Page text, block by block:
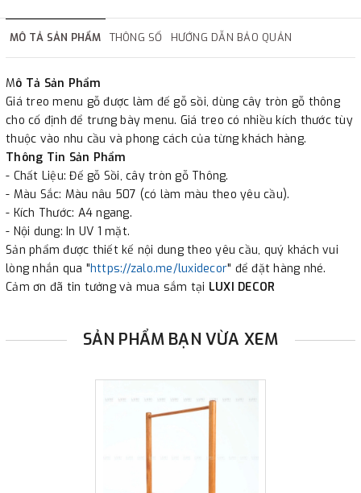
✔Đáp ứng đầy đủ giấy tờ báo giá, hợp đồng.
✔Xuất hóa đơn GTGT cho công ty.
MÔ TẢ SẢN PHẨM THÔNG SỐ HƯỚNG DẪN BẢO QUẢN
Mô Tả Sản Phẩm
Giá treo menu gỗ được làm đế gỗ sồi, dùng cây tròn gỗ thông
cho cố định để trưng bày menu. Giá treo có nhiều kích thước tùy
thuộc vào nhu cầu và phong cách của từng khách hàng.
Thông Tin Sản Phẩm
- Chất Liệu: Đế gỗ Sồi, cây tròn gỗ Thông.
- Màu Sắc: Màu nâu 507 (có làm màu theo yêu cầu).
- Kích Thước: A4 ngang.
- Nội dung: In UV 1 mặt.
Sản phẩm được thiết kế nội dung theo yêu cầu, quý khách vui
lòng nhắn qua "https://zalo.me/luxidecor" để đặt hàng nhé.
Cảm ơn đã tin tưởng và mua sắm tại LUXI DECOR
SẢN PHẨM BẠN VỪA XEM